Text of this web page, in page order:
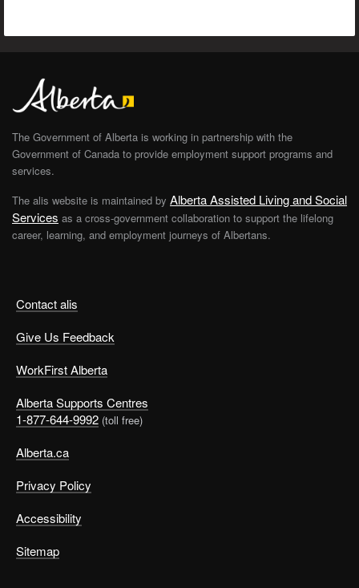
Contact alis
Give Us Feedback
WorkFirst Alberta
Alberta Supports Centres
1-877-644-9992 (toll free)
Alberta.ca
Privacy Policy
Accessibility
Sitemap
The Government of Alberta is working in partnership with the
Government of Canada to provide employment support programs and
services.
The alis website is maintained by Alberta Assisted Living and Social
Services as a cross-government collaboration to support the lifelong
career, learning, and employment journeys of Albertans.